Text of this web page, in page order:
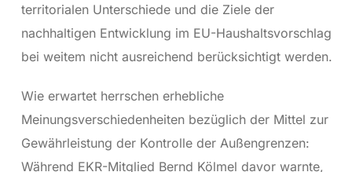
territorialen Unterschiede und die Ziele der
nachhaltigen Entwicklung im EU-Haushaltsvorschlag
bei weitem nicht ausreichend berücksichtigt werden.
Wie erwartet herrschen erhebliche
Meinungsverschiedenheiten bezüglich der Mittel zur
Gewährleistung der Kontrolle der Außengrenzen:
Während EKR-Mitglied Bernd Kölmel davor warnte,